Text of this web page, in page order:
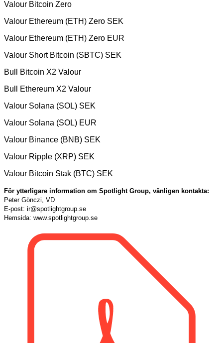
Valour Bitcoin Zero
Valour Ethereum (ETH) Zero SEK
Valour Ethereum (ETH) Zero EUR
Valour Short Bitcoin (SBTC) SEK
Bull Bitcoin X2 Valour
Bull Ethereum X2 Valour
Valour Solana (SOL) SEK
Valour Solana (SOL) EUR
Valour Binance (BNB) SEK
Valour Ripple (XRP) SEK
Valour Bitcoin Stak (BTC) SEK
För ytterligare information om Spotlight Group, vänligen kontakta:
Peter Gönczi, VD
E-post: ir@spotlightgroup.se
Hemsida: www.spotlightgroup.se